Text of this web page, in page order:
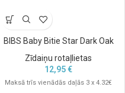
BIBS Baby Bitie Star Dark Oak
Zīdaiņu rotaļlietas
12,95€
Maksā trīs vienādās daļās 3 x 4.32€